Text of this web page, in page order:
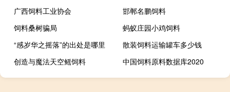
广西饲料工业协会
邯郸名鹏饲料
饲料桑树骗局
蚂蚁庄园小鸡饲料
“感岁华之摇落”的出处是哪里
散装饲料运输罐车多少钱
创造与魔法天空鳐饲料
中国饲料原料数据库2020